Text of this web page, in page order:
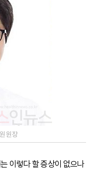
원장
이렇다 할 증상이 없으나